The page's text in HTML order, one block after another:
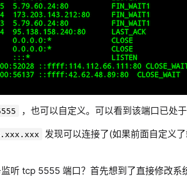
，也可以自定义。可以看到该端口已处于
发现可以连接了(如果前面自定义
听 tcp 5555 端口？首先想到了直接修改系